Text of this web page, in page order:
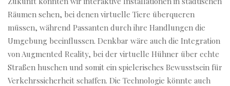
Räumen sehen, bei denen virtuelle Tiere überqueren
müssen, während Passanten durch ihre Handlungen die
Umgebung beeinflussen. Denkbar wäre auch die Integration
von Augmented Reality, bei der virtuelle Hühner über echte
Straßen huschen und somit ein spielerisches Bewusstsein für
Verkehrssicherheit schaffen. Die Technologie könnte auch